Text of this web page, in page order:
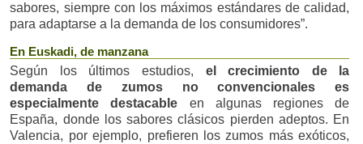
sabores, siempre con los máximos estándares de calidad,
para adaptarse a la demanda de los consumidores”.
En Euskadi, de manzana
Según los últimos estudios, el crecimiento de la
demanda de zumos no convencionales es
especialmente destacable en algunas regiones de
España, donde los sabores clásicos pierden adeptos. En
Valencia, por ejemplo, prefieren los zumos más exóticos,